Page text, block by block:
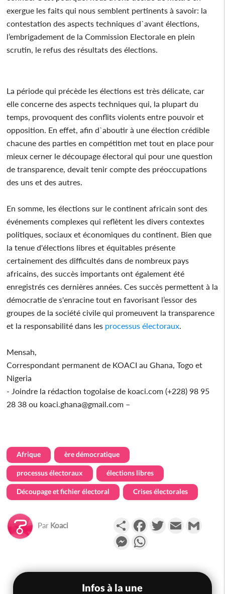
exergue les faits qui nous semblent pertinents à savoir: la
contestation des aspects techniques d`avant élections,
l’embrigadement de la Commission Electorale en plein
scrutin, le refus des résultats des élections.
La période qui précède les élections est très délicate, car
elle concerne des aspects techniques qui, la plupart du
temps, provoquent des conflits violents entre pouvoir et
opposition. En effet, afin d`aboutir à une élection crédible
chacune des parties en compétition met tout en place pour
mieux cerner le découpage électoral qui pour une question
de transparence, devait tenir compte des préoccupations
des uns et des autres.
En somme, les élections sur le continent africain sont des
événements complexes qui reflètent les divers contextes
politiques, sociaux et économiques du continent. Bien que
la tenue d'élections libres et équitables présente
certainement des difficultés dans de nombreux pays
africains, des succès importants ont également été
enregistrés ces dernières années. Ces succès permettent à la
démocratie de s'enracine tout en favorisant l’essor des
groupes de la société civile qui promeuvent la transparence
et la responsabilité dans les processus électoraux.
Mensah,
Correspondant permanent de KOACI au Ghana, Togo et
Nigeria
- Joindre la rédaction togolaise de koaci.com (+228) 98 95
28 38 ou koaci.ghana@gmail.com –
Afrique ère démocratique
processus électoraux élections libres
Découpage et fichier électoral Crises électorales
Par Koaci PartagerFacebookTwitterEmail
Messenger
Infos à la une